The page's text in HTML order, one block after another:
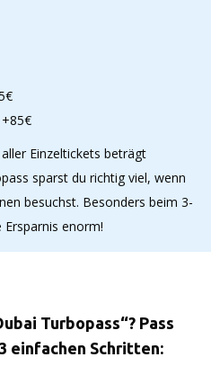
Einzeltickets beträgt
sparst du richtig viel, wenn
besuchst. Besonders beim 3-
Ersparnis enorm!
Turbopass“? Pass
einfachen Schritten: